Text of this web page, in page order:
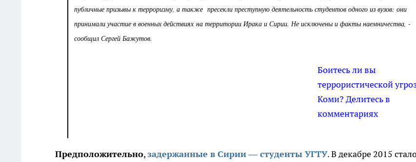
публичные призывы к терроризму, а также пресекли преступную деятельность студентов одного из вузов: они
принимали участие в военных действиях на территории Ирака и Сирии. Не исключены и факты наемничества, -
сообщил Сергей Бажутов.
Боитесь ли вы
террористической
Коми? Делитесь в
комментариях
Предположительно,задержанные в Сирии — студенты УГТУ. В декабре 2015